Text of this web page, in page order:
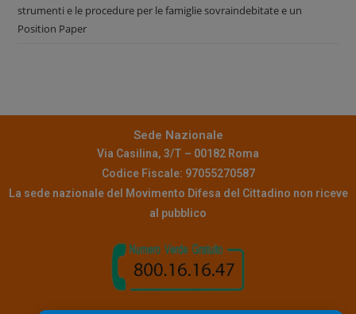
strumenti e le procedure per le famiglie sovraindebitate e un
Position Paper
Sede Nazionale
Via Casilina, 3/T – 00182 Roma
Codice Fiscale: 97055270587
La sede nazionale del Movimento Difesa del Cittadino non riceve
al pubblico